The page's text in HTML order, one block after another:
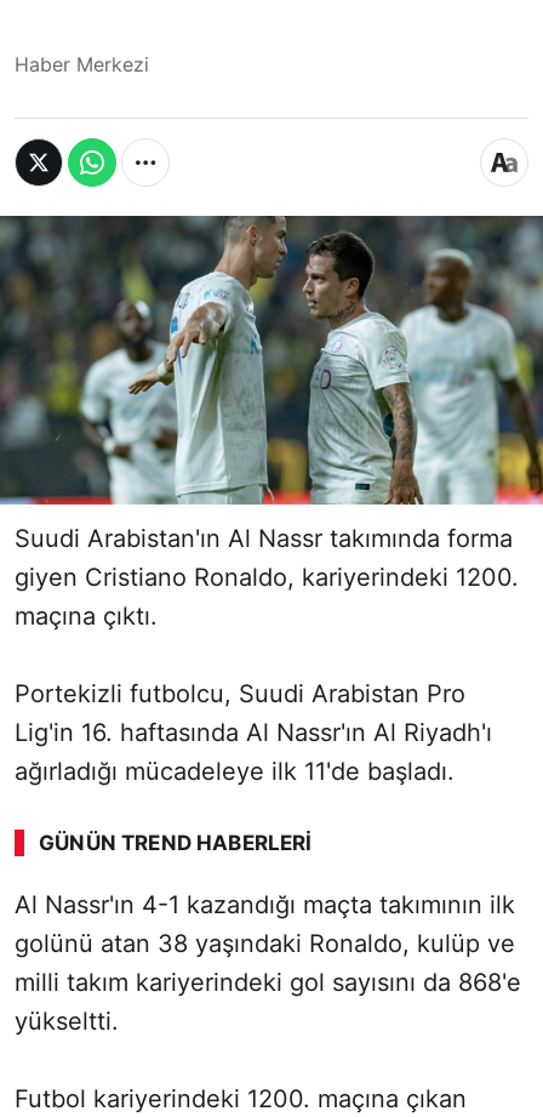
Haber Merkezi
Suudi Arabistan'ın Al Nassr takımında forma
giyen Cristiano Ronaldo, kariyerindeki 1200.
maçına çıktı.
Portekizli futbolcu, Suudi Arabistan Pro
Lig'in 16. haftasında Al Nassr'ın Al Riyadh'ı
ağırladığı mücadeleye ilk 11'de başladı.
GÜNÜN TREND HABERLERI
00:02 / 03:08
Sesi Aç
Al Nassr'ın 4-1 kazandığı maçta takımının ilk
golünü atan 38 yaşındaki Ronaldo, kulüp ve
milli takım kariyerindeki gol sayısını da 868'e
yükseltti.
Futbol kariyerindeki 1200. maçına çıkan